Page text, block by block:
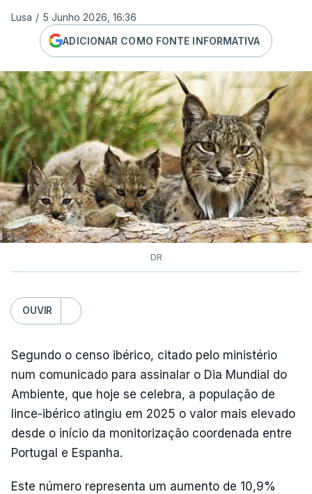
Lusa / 5 Junho 2026, 16:36
ADICIONAR COMO FONTE INFORMATIVA
DR
OUVIR
Segundo o censo ibérico, citado pelo ministério
num comunicado para assinalar o Dia Mundial do
Ambiente, que hoje se celebra, a população de
lince-ibérico atingiu em 2025 o valor mais elevado
desde o início da monitorização coordenada entre
Portugal e Espanha.
Este número representa um aumento de 10,9%